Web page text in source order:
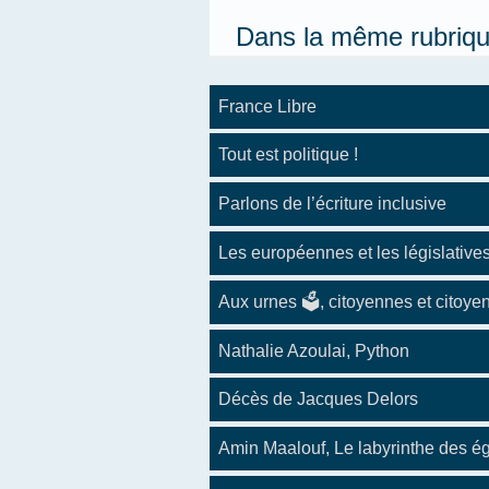
Dans la même
France Libre
Tout est politique !
Parlons de l’écriture inclusive
Les européennes et les
Aux urnes 🗳️, citoyennes et
Nathalie Azoulai, Python
Décès de Jacques Delors
Amin Maalouf, Le labyrinthe des